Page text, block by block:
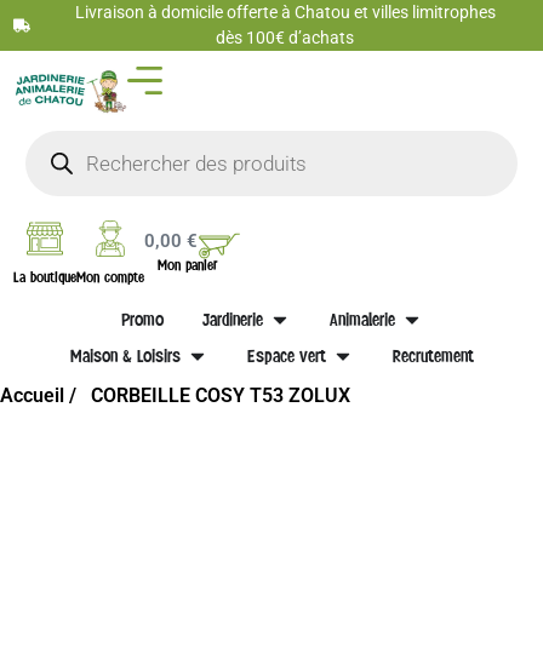
Livraison à domicile offerte à Chatou et villes limitrophes
dès 100€ d’achats
La boutiqueMon compte
0,00€
Mon panier
Promo Jardinerie
Animalerie
Maison & Loisirs
Espace vert Recrutement
Accueil / CORBEILLE COSY T53 ZOLUX